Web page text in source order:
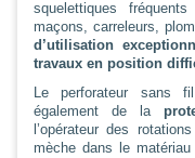
squelettiques
maçons, carreleurs,
d’utilisation
travaux en position
Le perforateur sans
également de la
l’opérateur des
mèche dans le